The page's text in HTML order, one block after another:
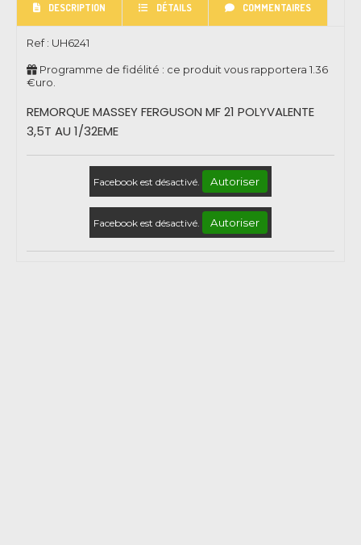
DESCRIPTION DÉTAILS COMMENTAIRES
Ref : UH6241
Programme de fidélité : ce produit vous rapportera 1.36
€uro.
REMORQUE MASSEY FERGUSON MF 21 POLYVALENTE
3,5T AU 1/32EME
Facebook est désactivé. Autoriser
Facebook est désactivé. Autoriser